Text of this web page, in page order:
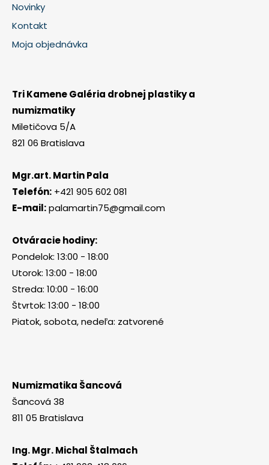
Novinky
Kontakt
Moja objednávka
Tri Kamene Galéria drobnej plastiky a
numizmatiky
Miletičova 5/A
821 06 Bratislava
Mgr.art. Martin Pala
Telefón: +421 905 602 081
E-mail:palamartin75@gmail.com
Otváracie hodiny:
Pondelok: 13:00 - 18:00
Utorok: 13:00 - 18:00
Streda: 10:00 - 16:00
Štvrtok: 13:00 - 18:00
Piatok, sobota, nedeľa: zatvorené
Numizmatika Šancová
Šancová 38
811 05 Bratislava
Ing. Mgr. Michal Štalmach